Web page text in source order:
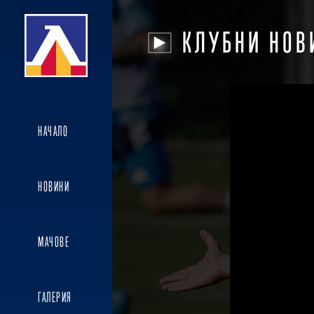
НАЧАЛО
НОВИНИ
МАЧОВЕ
ГАЛЕРИЯ
КЛУБНИ